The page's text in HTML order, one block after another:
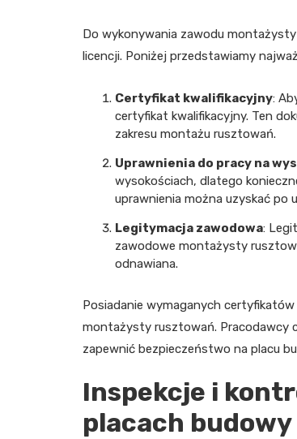
Do wykonywania zawodu
licencji. Poniżej przedstawiamy
Certyfikat kwalifikacyjny:
certyfikat kwalifikacyjny. Ten
zakresu montażu rusztowań.
Uprawnienia do pracy na
wysokościach, dlatego
uprawnienia można uzyskać po
Legitymacja zawodowa:
zawodowe montażysty
odnawiana.
Posiadanie wymaganych
montażysty rusztowań. Pracodawcy
zapewnić bezpieczeństwo na placu
Inspekcje i
placach budowy